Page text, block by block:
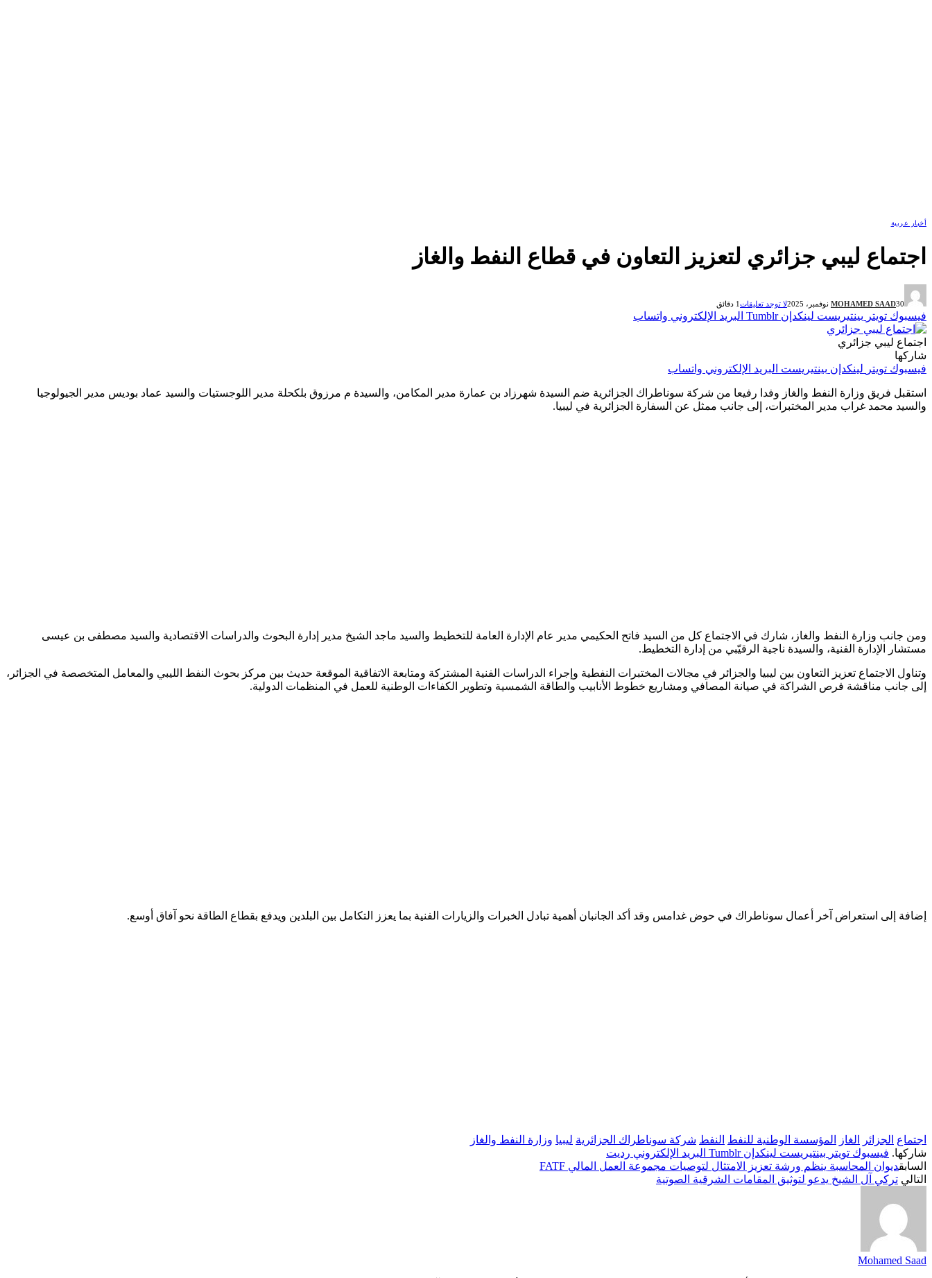
أخبار عربية
اجتماع ليبي جزائري لتعزيز التعاون في قطاع النفط والغاز
MOHAMED SAAD30 نوفمبر، 2025 لا توجد تعليقات1 دقائق
فيسبوك تويتر بينتيريست لينكدإن Tumblr البريد الإلكتروني واتساب
اجتماع ليبي جزائري
شاركها
فيسبوك تويتر لينكدإن بينتيريست البريد الإلكتروني واتساب
استقبل فريق وزارة النفط والغاز وفدا رفيعا من شركة سوناطراك الجزائرية ضم السيدة شهرزاد بن عمارة مدير المكامن، والسيدة م مرزوق بلكحلة مدير اللوجستيات والسيد عماد بوديس مدير الجيولوجيا
والسيد محمد غراب مدير المختبرات، إلى جانب ممثل عن السفارة الجزائرية في ليبيا.
ومن جانب وزارة النفط والغاز، شارك في الاجتماع كل من السيد فاتح الحكيمي مدير عام الإدارة العامة للتخطيط والسيد ماجد الشيخ مدير إدارة البحوث والدراسات الاقتصادية والسيد مصطفى بن عيسى
مستشار الإدارة الفنية، والسيدة ناجية الرقيّبي من إدارة التخطيط.
وتناول الاجتماع تعزيز التعاون بين ليبيا والجزائر في مجالات المختبرات النفطية وإجراء الدراسات الفنية المشتركة ومتابعة الاتفاقية الموقعة حديث بين مركز بحوث النفط الليبي والمعامل المتخصصة في الجزائر،
إلى جانب مناقشة فرص الشراكة في صيانة المصافي ومشاريع خطوط الأنابيب والطاقة الشمسية وتطوير الكفاءات الوطنية للعمل في المنظمات الدولية.
إضافة إلى استعراض آخر أعمال سوناطراك في حوض غدامس وقد أكد الجانبان أهمية تبادل الخبرات والزيارات الفنية بما يعزز التكامل بين البلدين ويدفع بقطاع الطاقة نحو آفاق أوسع.
اجتماع الجزائر الغاز المؤسسة الوطنية للنفط النفط شركة سوناطراك الجزائرية ليبيا وزارة النفط والغاز
شاركها. فيسبوك تويتر بينتيريست لينكدإن Tumblr البريد الإلكتروني رديت
السابقديوان المحاسبة ينظم ورشة تعزيز الامتثال لتوصيات مجموعة العمل المالي FATF
التالي تركي آل الشيخ يدعو لتوثيق المقامات الشرقية الصوتية
Mohamed Saad